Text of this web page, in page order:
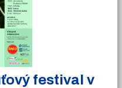
festival v